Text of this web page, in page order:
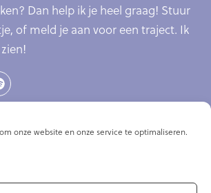
onze website en onze service te optimaliseren.
Dan help ik je heel graag! Stuur
of meld je aan voor een traject. Ik